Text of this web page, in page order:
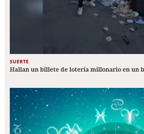
SUERTE
Hallan un billete de lotería millonario en un